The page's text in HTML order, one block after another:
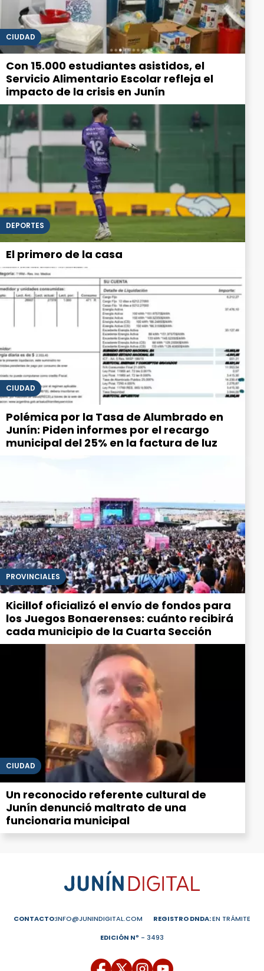
CIUDAD
Con 15.000 estudiantes asistidos, el
Servicio Alimentario Escolar refleja el
impacto de la crisis en Junín
DEPORTES
El primero de la casa
CIUDAD
Polémica por la Tasa de Alumbrado en
Junín: Piden informes por el recargo
municipal del 25% en la factura de luz
PROVINCIALES
Kicillof oficializó el envío de fondos para
los Juegos Bonaerenses: cuánto recibirá
cada municipio de la Cuarta Sección
CIUDAD
Un reconocido referente cultural de
Junín denunció maltrato de una
funcionaria municipal
CONTACTO:INFO@JUNINDIGITAL.COM REGISTRO DNDA:EN TRÁMITE
EDICIÓN Nº - 3493